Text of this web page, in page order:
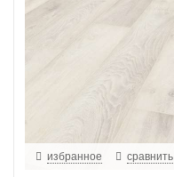
избранное сравнить